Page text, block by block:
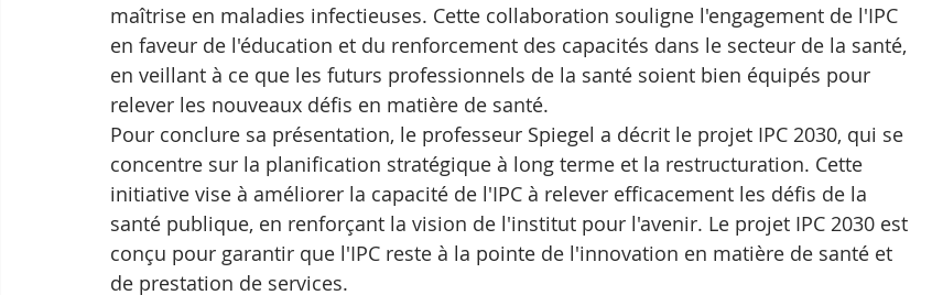
maîtrise en maladies infectieuses. Cette collaboration souligne l'engagement de l'IPC
en faveur de l'éducation et du renforcement des capacités dans le secteur de la santé,
en veillant à ce que les futurs professionnels de la santé soient bien équipés pour
relever les nouveaux défis en matière de santé.
Pour conclure sa présentation, le professeur Spiegel a décrit le projet IPC 2030, qui se
concentre sur la planification stratégique à long terme et la restructuration. Cette
initiative vise à améliorer la capacité de l'IPC à relever efficacement les défis de la
santé publique, en renforçant la vision de l'institut pour l'avenir. Le projet IPC 2030 est
conçu pour garantir que l'IPC reste à la pointe de l'innovation en matière de santé et
de prestation de services.